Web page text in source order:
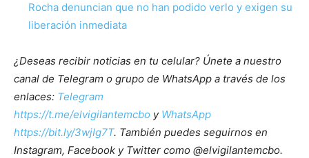
Rocha denuncian que no han podido verlo y exigen su
liberación inmediata
¿Deseas recibir noticias en tu celular? Únete a nuestro
canal de Telegram o grupo de WhatsApp a través de los
enlaces: Telegram
https://t.me/elvigilantemcbo y WhatsApp
https://bit.ly/3wjIg7T. También puedes seguirnos en
Instagram, Facebook y Twitter como @elvigilantemcbo.